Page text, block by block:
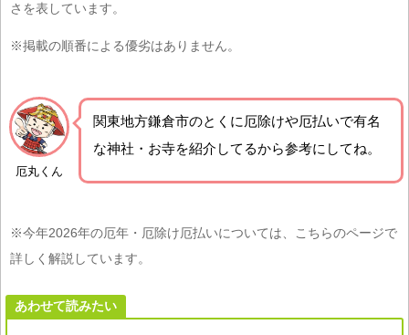
さを表しています。
※掲載の順番による優劣はありません。
厄丸くん
関東地方鎌倉市のとくに厄除けや厄払いで有名
な神社・お寺を紹介 してるから参考にしてね。
※今年2026年の厄年・厄除け厄払いについては、こちらのページで
詳しく解説しています。
あわせて読みたい